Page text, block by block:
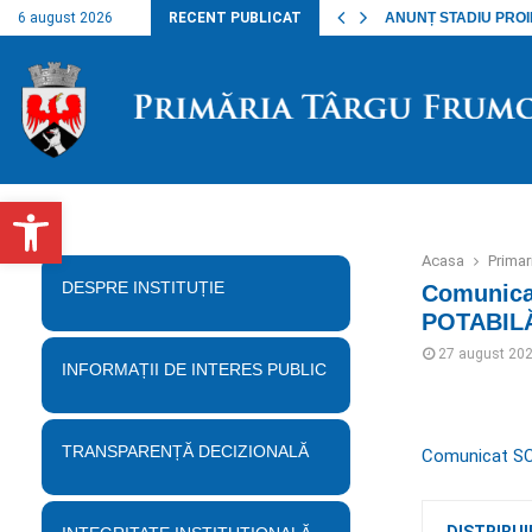
Deschide bara de unelte
6 august 2026 RECENT PUBLICAT
lucrărilor… ANUNȚ STADIU
Acasa
27 august
Comunicat
DESPRE INSTITUȚIE
INFORMAȚII DE INTERES PUBLIC
TRANSPARENȚĂ DECIZIONALĂ